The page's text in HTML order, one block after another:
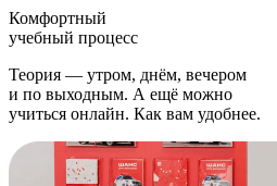
Комфортный
учебный процесс
Теория — утром, днём, вечером
и по выходным. А ещё можно
учиться онлайн. Как вам удобнее.